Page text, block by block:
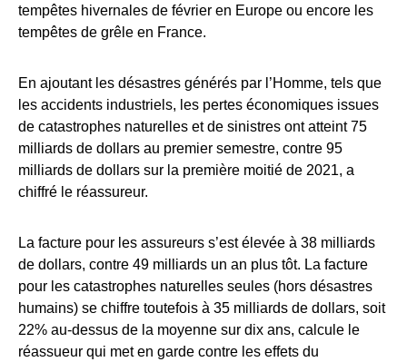
tempêtes hivernales de février en Europe ou encore les
tempêtes de grêle en France.
En ajoutant les désastres générés par l’Homme, tels que
les accidents industriels, les pertes économiques issues
de catastrophes naturelles et de sinistres ont atteint 75
milliards de dollars au premier semestre, contre 95
milliards de dollars sur la première moitié de 2021, a
chiffré le réassureur.
La facture pour les assureurs s’est élevée à 38 milliards
de dollars, contre 49 milliards un an plus tôt. La facture
pour les catastrophes naturelles seules (hors désastres
humains) se chiffre toutefois à 35 milliards de dollars, soit
22% au-dessus de la moyenne sur dix ans, calcule le
réassueur qui met en garde contre les effets du